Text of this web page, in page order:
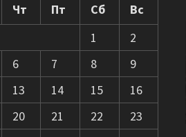
Чт Пт Сб
Вс
1
2
6 7 8
9
13 14 15
16
20 21 22
23